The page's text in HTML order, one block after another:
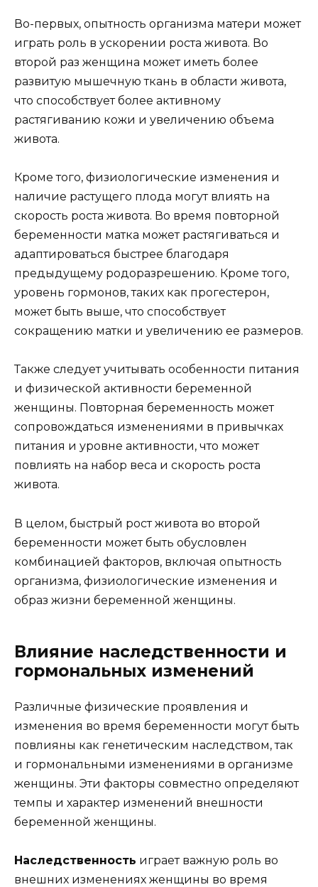
Во-первых, опытность организма матери может
играть роль в ускорении роста живота. Во
второй раз женщина может иметь более
развитую мышечную ткань в области живота,
что способствует более активному
растягиванию кожи и увеличению объема
живота.
Кроме того, физиологические изменения и
наличие растущего плода могут влиять на
скорость роста живота. Во время повторной
беременности матка может растягиваться и
адаптироваться быстрее благодаря
предыдущему родоразрешению. Кроме того,
уровень гормонов, таких как прогестерон,
может быть выше, что способствует
сокращению матки и увеличению ее размеров.
Также следует учитывать особенности питания
и физической активности беременной
женщины. Повторная беременность может
сопровождаться изменениями в привычках
питания и уровне активности, что может
повлиять на набор веса и скорость роста
живота.
В целом, быстрый рост живота во второй
беременности может быть обусловлен
комбинацией факторов, включая опытность
организма, физиологические изменения и
образ жизни беременной женщины.
Влияние наследственности и
гормональных изменений
Различные физические проявления и
изменения во время беременности могут быть
повлияны как генетическим наследством, так
и гормональными изменениями в организме
женщины. Эти факторы совместно определяют
темпы и характер изменений внешности
беременной женщины.
Наследственность играет важную роль во
внешних изменениях женщины во время